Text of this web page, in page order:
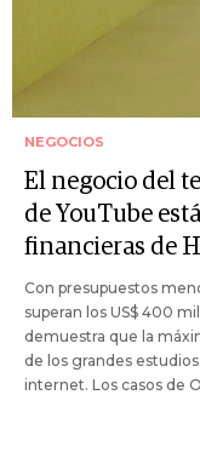
NEGOCIOS
El negocio del
de YouTube
financieras de
Con presupuestos
superan los US$ 400
demuestra que la
de los grandes
internet. Los casos de